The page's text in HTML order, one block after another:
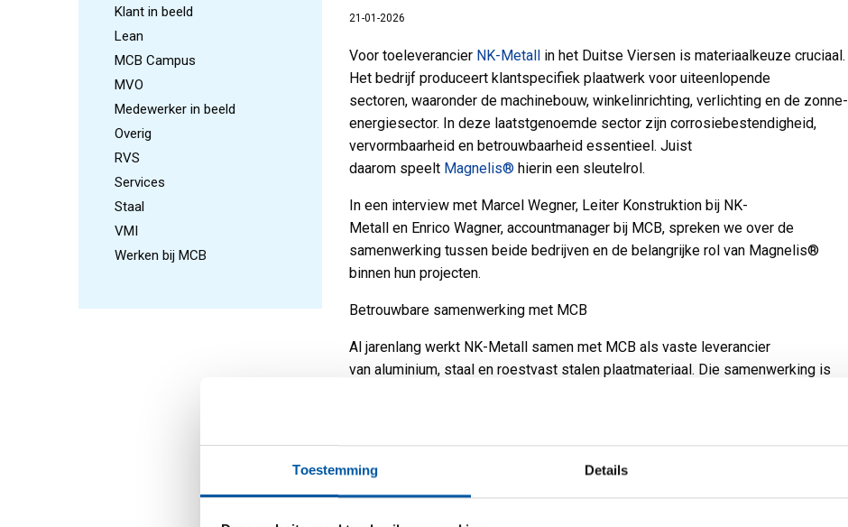
Toestemming Details
Klant in beeld
Lean
MCB Campus
MVO
Medewerker in beeld
Overig
RVS
Services
Staal
VMI
Werken bij MCB
21-01-2026
Voor toeleverancier NK-Metall in het Duitse Viersen is materiaalkeuze cruciaal.
Het bedrijf produceert klantspecifiek plaatwerk voor uiteenlopende
sectoren, waaronder de machinebouw, winkelinrichting, verlichting en de zonne-
energiesector. In deze laatstgenoemde sector zijn corrosiebestendigheid,
vervormbaarheid en betrouwbaarheid essentieel. Juist
daarom speelt Magnelis® hierin een sleutelrol.
In een interview met Marcel Wegner, Leiter Konstruktion bij NK-
Metall en Enrico Wagner, accountmanager bij MCB, spreken we over de
samenwerking tussen beide bedrijven en de belangrijke rol van Magnelis®
binnen hun projecten.
Betrouwbare samenwerking met MCB
Al jarenlang werkt NK-Metall samen met MCB als vaste leverancier
van aluminium, staal en roestvast stalen plaatmateriaal. Die samenwerking is
Magnelis als standaard voor solarconstructies